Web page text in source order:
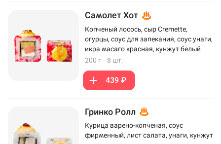
Самолет Хот
Копченый лосось, сыр Cremette,
огурцы, соус для запекания, соус унаги,
икра масаго красная, кунжут белый
200 г · 8 шт.
439 ₽
Гринко Ролл
Курица варено-копченая, соус
фирменный, лист салата, унаги, кунжут